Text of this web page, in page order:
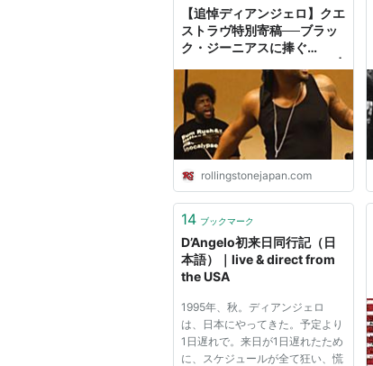
【追悼ディアンジェロ】クエ
ストラヴ特別寄稿──ブラッ
ク・ジーニアスに捧ぐ
Rolling Stone Japan(ロー
リングストーン ジャパン）
rollingstonejapan.com
14 ブックマーク
D’Angelo初来日同行記（日
本語）｜live & direct from
the USA
1995年、秋。ディアンジェロ
は、日本にやってきた。予定より
1日遅れで。来日が1日遅れたため
に、スケジュールが全て狂い、慌